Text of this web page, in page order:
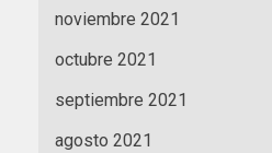
noviembre 2021
octubre 2021
septiembre 2021
agosto 2021